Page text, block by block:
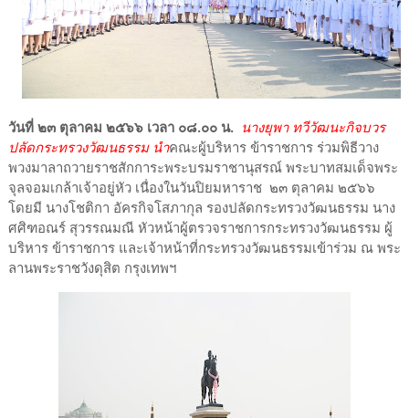
วันที่ ๒๓ ตุลาคม ๒๕๖๖ เวลา ๐๘.๐๐ น. นางยุพา ทวีวัฒนะกิจบวร
ปลัดกระทรวงวัฒนธรรม นำคณะผู้บริหาร ข้าราชการ ร่วมพิธีวาง
พวงมาลาถวายราชสักการะพระบรมราชานุสรณ์ พระบาทสมเด็จพระ
จุลจอมเกล้าเจ้าอยู่หัว เนื่องในวันปิยมหาราช ๒๓ ตุลาคม ๒๕๖๖
โดยมี นางโชติกา อัครกิจโสภากุล รองปลัดกระทรวงวัฒนธรรม นาง
ศศิฑอณร์ สุวรรณมณี หัวหน้าผู้ตรวจราชการกระทรวงวัฒนธรรม ผู้
บริหาร ข้าราชการ และเจ้าหน้าที่กระทรวงวัฒนธรรมเข้าร่วม ณ พระ
ลานพระราชวังดุสิต กรุงเทพฯ